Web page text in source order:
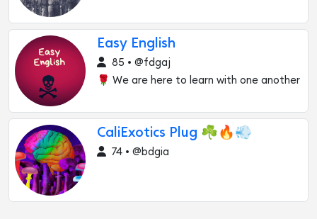
Easy English
85 • @fdgaj
🌹 We are here to learn with one another
CaliExotics Plug ☘️🔥💨
74 • @bdgia